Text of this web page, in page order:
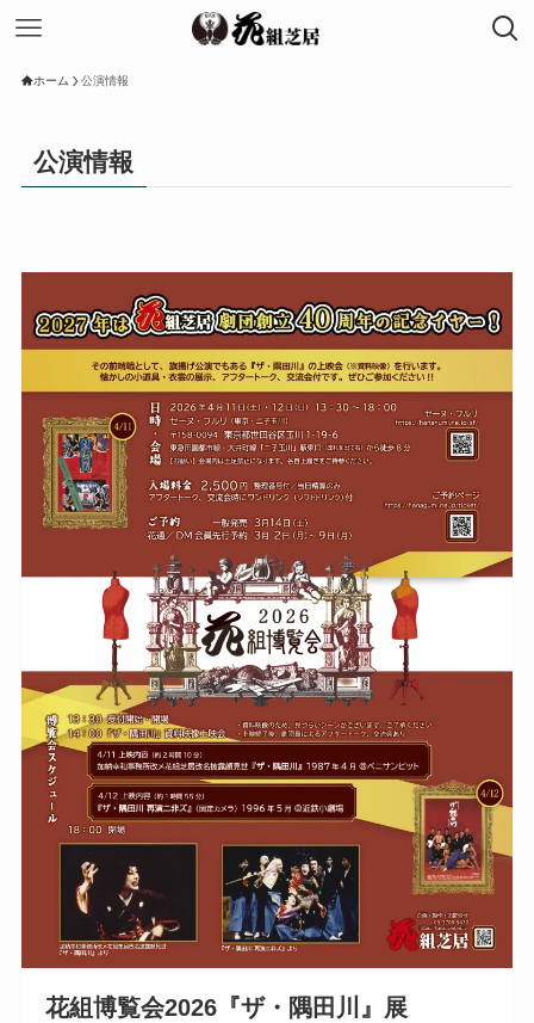
ホーム 公演情報
公演情報
花組博覧会2026『ザ・隅田川』展